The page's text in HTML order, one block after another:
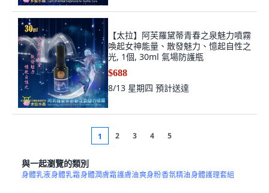
喚起女神能量、散發魅力、憶起自性之
光, 1個, 30ml 氣場防護瓶
$688
8/13 星期四
身體乳液身體乳霜身體潤膚霜